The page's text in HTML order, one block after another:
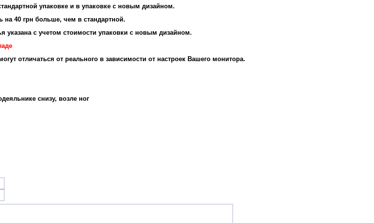
упаковке и в упаковке с новым дизайном.
на 40 грн больше, чем в стандартной.
указана с учетом стоимости упаковки с новым дизайном.
отличаться от реального в зависимости от настроек Вашего монитора.
снизу, возле ног